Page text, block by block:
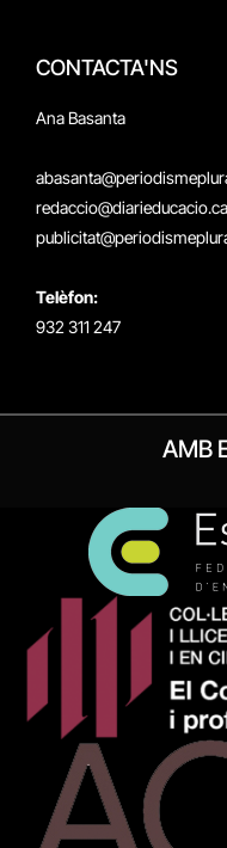
CONTACTA'NS
Ana Basanta
Telèfon:
932 311 247
AMB